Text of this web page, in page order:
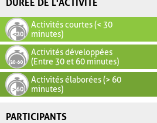
DURÉE DE L'ACTIVITÉ
Activités courtes (< 30
minutes)
Activités développées
(Entre 30 et 60 minutes)
Activités élaborées (> 60
minutes)
PARTICIPANTS